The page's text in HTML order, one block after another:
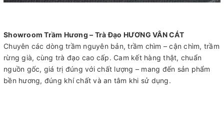
Showroom Trầm Hương – Trà Đạo HƯƠNG VÂN CÁT
Chuyên các dòng trầm nguyên bản, trầm chìm – cận chìm, trầm
rừng già, cùng trà đạo cao cấp. Cam kết hàng thật, chuẩn
nguồn gốc, giá trị đúng với chất lượng – mang đến sản phẩm
bền hương, đúng khí chất và an tâm khi sử dụng.